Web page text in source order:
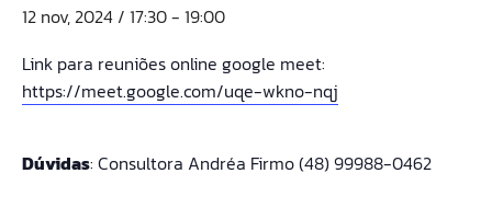
12 nov, 2024 / 17:30- 19:00
Link para reuniões online google meet:
https://meet.google.com/uqe-wkno-nqj
Dúvidas: Consultora Andréa Firmo (48) 99988-0462